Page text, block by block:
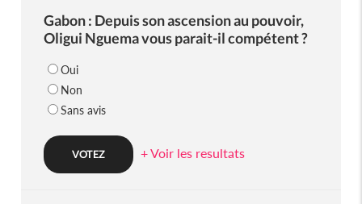
Gabon : Depuis son ascension au pouvoir,
Oligui Nguema vous parait-il compétent ?
Oui
Non
Sans avis
+ Voir les resultats